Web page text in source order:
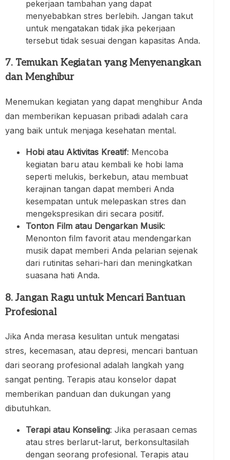
pekerjaan tambahan yang dapat
menyebabkan stres berlebih. Jangan takut
untuk mengatakan tidak jika pekerjaan
tersebut tidak sesuai dengan kapasitas Anda.
7. Temukan Kegiatan yang Menyenangkan
dan Menghibur
Menemukan kegiatan yang dapat menghibur Anda
dan memberikan kepuasan pribadi adalah cara
yang baik untuk menjaga kesehatan mental.
Hobi atau Aktivitas Kreatif: Mencoba
kegiatan baru atau kembali ke hobi lama
seperti melukis, berkebun, atau membuat
kerajinan tangan dapat memberi Anda
kesempatan untuk melepaskan stres dan
mengekspresikan diri secara positif.
Tonton Film atau Dengarkan Musik:
Menonton film favorit atau mendengarkan
musik dapat memberi Anda pelarian sejenak
dari rutinitas sehari-hari dan meningkatkan
suasana hati Anda.
8. Jangan Ragu untuk Mencari Bantuan
Profesional
Jika Anda merasa kesulitan untuk mengatasi
stres, kecemasan, atau depresi, mencari bantuan
dari seorang profesional adalah langkah yang
sangat penting. Terapis atau konselor dapat
memberikan panduan dan dukungan yang
dibutuhkan.
Terapi atau Konseling: Jika perasaan cemas
atau stres berlarut-larut, berkonsultasilah
dengan seorang profesional. Terapis atau